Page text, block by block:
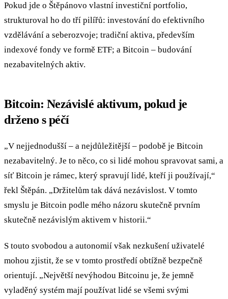
Pokud jde o Štěpánovo vlastní investiční portfolio,
strukturoval ho do tří pilířů: investování do efektivního
vzdělávání a seberozvoje; tradiční aktiva, především
indexové fondy ve formě ETF; a Bitcoin – budování
nezabavitelných aktiv.
Bitcoin: Nezávislé aktivum, pokud je
drženo s péčí
„V nejjednodušší – a nejdůležitější – podobě je Bitcoin
nezabavitelný. Je to něco, co si lidé mohou spravovat sami, a
síť Bitcoin je rámec, který spravují lidé, kteří ji používají,“
řekl Štěpán. „Držitelům tak dává nezávislost. V tomto
smyslu je Bitcoin podle mého názoru skutečně prvním
skutečně nezávislým aktivem v historii.“
S touto svobodou a autonomií však nezkušení uživatelé
mohou zjistit, že se v tomto prostředí obtížně bezpečně
orientují. „Největší nevýhodou Bitcoinu je, že jemně
vyladěný systém mají používat lidé se všemi svými